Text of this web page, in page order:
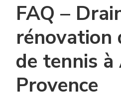
FAQ –
rénovation
de tennis
Provence